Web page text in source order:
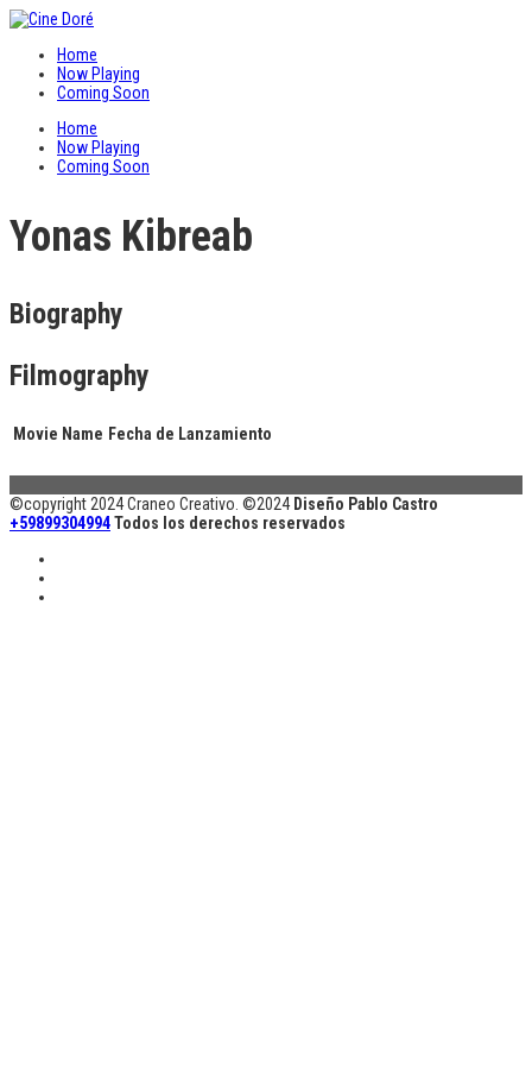
Home
Now Playing
Coming Soon
Home
Now Playing
Coming Soon
Yonas Kibreab
Biography
Filmography
Movie Name Fecha de Lanzamiento
©copyright 2024 Craneo Creativo. ©2024 Diseño Pablo Castro
+59899304994Todos los derechos reservados